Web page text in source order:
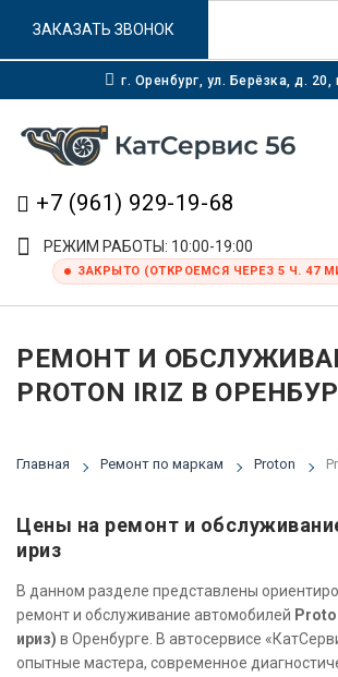
г. Оренбург, ул. Берёзка, д. 20,
+7 (961) 929-19-68
РЕЖИМ РАБОТЫ: 10:00-19:00
ЗАКРЫТО (ОТКРОЕМСЯ ЧЕРЕЗ 5 Ч. 47
ЗАКАЗАТЬ ЗВОНОК
РЕМОНТ И
PROTON IRIZ В
Главная Ремонт по маркам Proton
Цены на ремонт и
ириз
В данном разделе представлены
ремонт и обслуживание автомобилей
ириз) в Оренбурге. В автосервисе
опытные мастера, современное